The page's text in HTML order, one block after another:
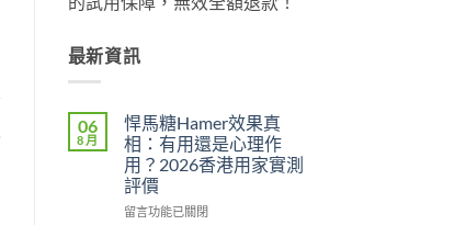
最新資訊
06
8 月
悍馬糖Hamer效果真
相：有用還是心理作
用？2026香港用家實測
評價
在
留言功能已關閉